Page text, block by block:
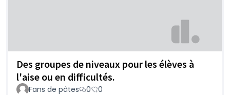
Des groupes de niveaux pour les élèves à
l'aise ou en difficultés.
Fans de pâtes 0 0